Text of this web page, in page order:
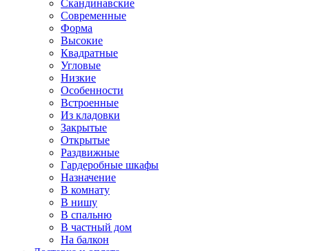
Скандинавские
Современные
Форма
Высокие
Квадратные
Угловые
Низкие
Особенности
Встроенные
Из кладовки
Закрытые
Открытые
Раздвижные
Гардеробные шкафы
Назначение
В комнату
В нишу
В спальню
В частный дом
На балкон